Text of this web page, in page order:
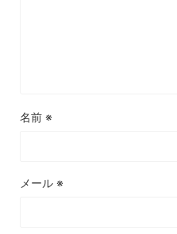
名前 ※
メール ※